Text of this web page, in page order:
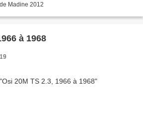
Madine 2012
à 1968